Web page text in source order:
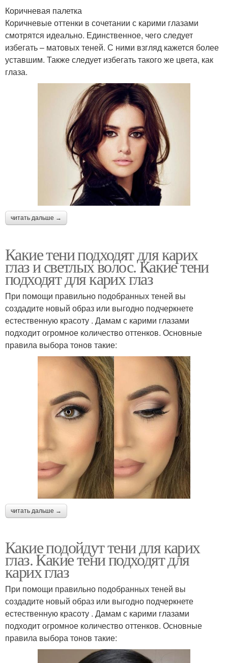
Коричневая палетка
Коричневые оттенки в сочетании с карими глазами
смотрятся идеально. Единственное, чего следует
избегать – матовых теней. С ними взгляд кажется более
уставшим. Также следует избегать такого же цвета, как
глаза.
читать дальше →
Какие тени подходят для карих
глаз и светлых волос. Какие тени
подходят для карих глаз
При помощи правильно подобранных теней вы
создадите новый образ или выгодно подчеркнете
естественную красоту . Дамам с карими глазами
подходит огромное количество оттенков. Основные
правила выбора тонов такие:
читать дальше →
Какие подойдут тени для карих
глаз. Какие тени подходят для
карих глаз
При помощи правильно подобранных теней вы
создадите новый образ или выгодно подчеркнете
естественную красоту . Дамам с карими глазами
подходит огромное количество оттенков. Основные
правила выбора тонов такие: